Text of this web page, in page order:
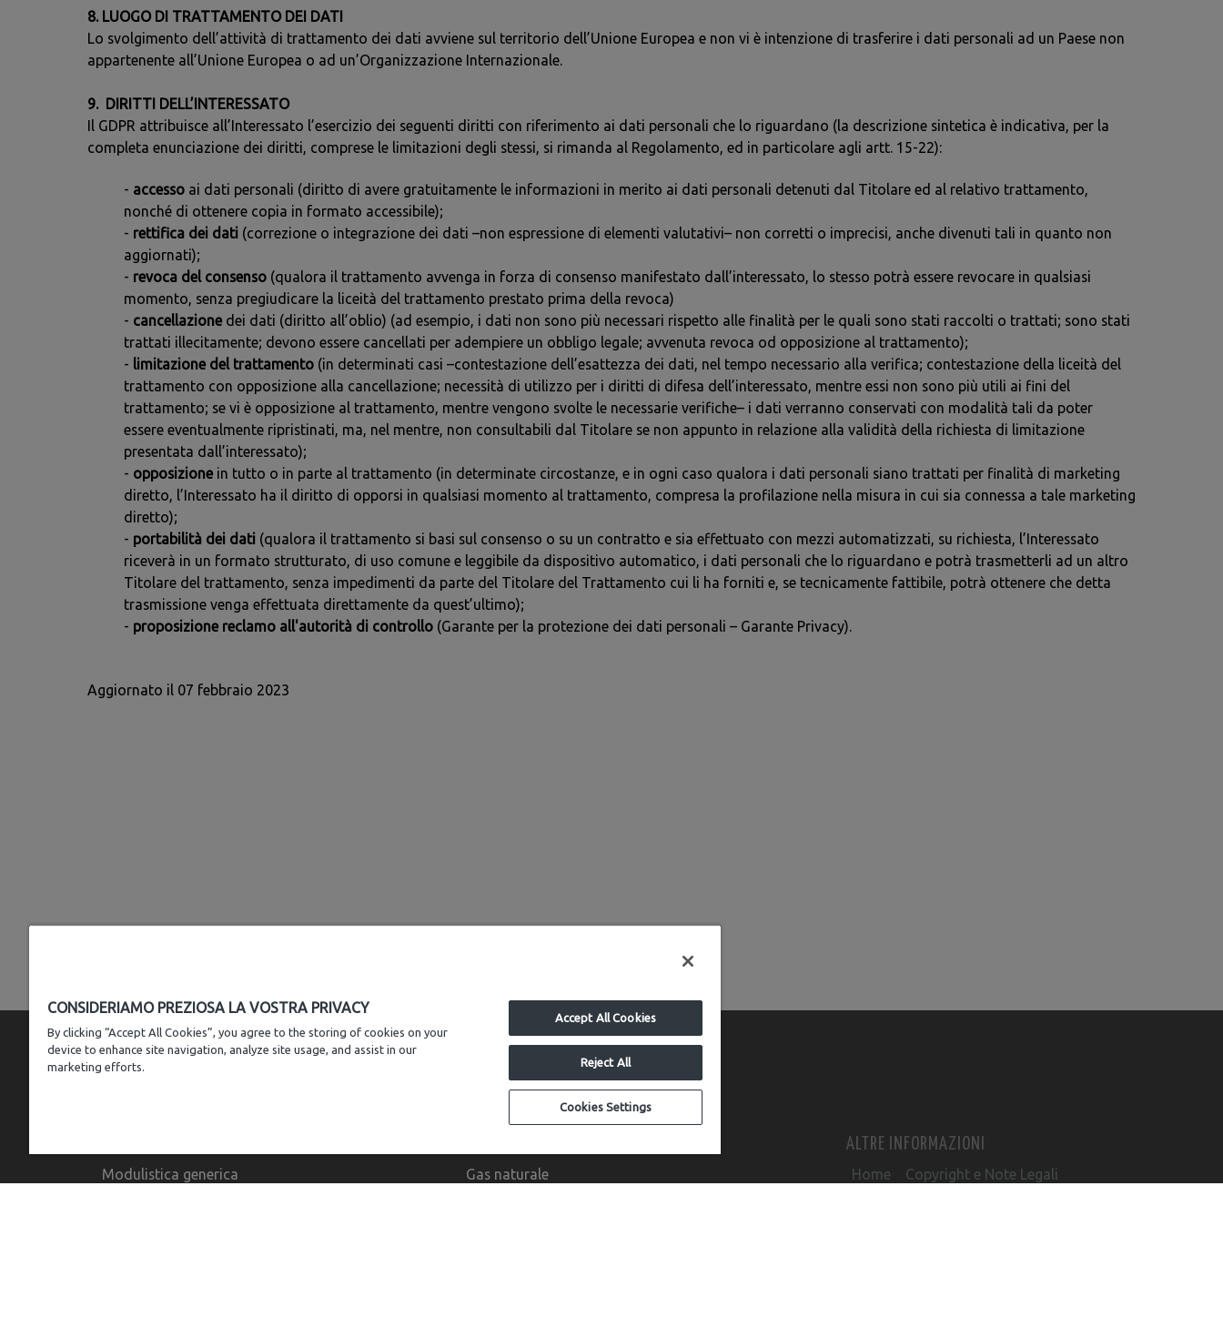
8. LUOGO DI TRATTAMENTO DEI DATI
Lo svolgimento dell’attività di trattamento dei dati avviene sul territorio dell’Unione Europea e non vi è intenzione di trasferire i dati personali ad un Paese non
appartenente all’Unione Europea o ad un’Organizzazione Internazionale.
9. DIRITTI DELL’INTERESSATO
Il GDPR attribuisce all’Interessato l’esercizio dei seguenti diritti con riferimento ai dati personali che lo riguardano (la descrizione sintetica è indicativa, per la
completa enunciazione dei diritti, comprese le limitazioni degli stessi, si rimanda al Regolamento, ed in particolare agli artt. 15-22):
- accesso ai dati personali (diritto di avere gratuitamente le informazioni in merito ai dati personali detenuti dal Titolare ed al relativo trattamento,
nonché di ottenere copia in formato accessibile);
- rettifica dei dati (correzione o integrazione dei dati –non espressione di elementi valutativi– non corretti o imprecisi, anche divenuti tali in quanto non
aggiornati);
- revoca del consenso (qualora il trattamento avvenga in forza di consenso manifestato dall’interessato, lo stesso potrà essere revocare in qualsiasi
momento, senza pregiudicare la liceità del trattamento prestato prima della revoca)
- cancellazionedei dati (diritto all’oblio) (ad esempio, i dati non sono più necessari rispetto alle finalità per le quali sono stati raccolti o trattati; sono stati
trattati illecitamente; devono essere cancellati per adempiere un obbligo legale; avvenuta revoca od opposizione al trattamento);
- limitazione del trattamento (in determinati casi –contestazione dell’esattezza dei dati, nel tempo necessario alla verifica; contestazione della liceità del
trattamento con opposizione alla cancellazione; necessità di utilizzo per i diritti di difesa dell’interessato, mentre essi non sono più utili ai fini del
trattamento; se vi è opposizione al trattamento, mentre vengono svolte le necessarie verifiche– i dati verranno conservati con modalità tali da poter
essere eventualmente ripristinati, ma, nel mentre, non consultabili dal Titolare se non appunto in relazione alla validità della richiesta di limitazione
presentata dall’interessato);
- opposizionein tutto o in parte al trattamento (in determinate circostanze, e in ogni caso qualora i dati personali siano trattati per finalità di marketing
diretto, l’Interessato ha il diritto di opporsi in qualsiasi momento al trattamento, compresa la profilazione nella misura in cui sia connessa a tale marketing
diretto);
- portabilità dei dati (qualora il trattamento si basi sul consenso o su un contratto e sia effettuato con mezzi automatizzati, su richiesta, l’Interessato
riceverà in un formato strutturato, di uso comune e leggibile da dispositivo automatico, i dati personali che lo riguardano e potrà trasmetterli ad un altro
Titolare del trattamento, senza impedimenti da parte del Titolare del Trattamento cui li ha forniti e, se tecnicamente fattibile, potrà ottenere che detta
trasmissione venga effettuata direttamente da quest’ultimo);
- proposizione reclamo all'autorità di controllo (Garante per la protezione dei dati personali – Garante Privacy).
Aggiornato il 07 febbraio 2023
Modulistica generica
Gas naturale
ALTRE INFORMAZIONI
Home
Copyright e Note Legali
CONSIDERIAMO PREZIOSA LA VOSTRA PRIVACY
By clicking “Accept All Cookies”, you agree to the storing of cookies on your
device to enhance site navigation, analyze site usage, and assist in our
marketing efforts.
Accept All Cookies
Reject All
Cookies Settings